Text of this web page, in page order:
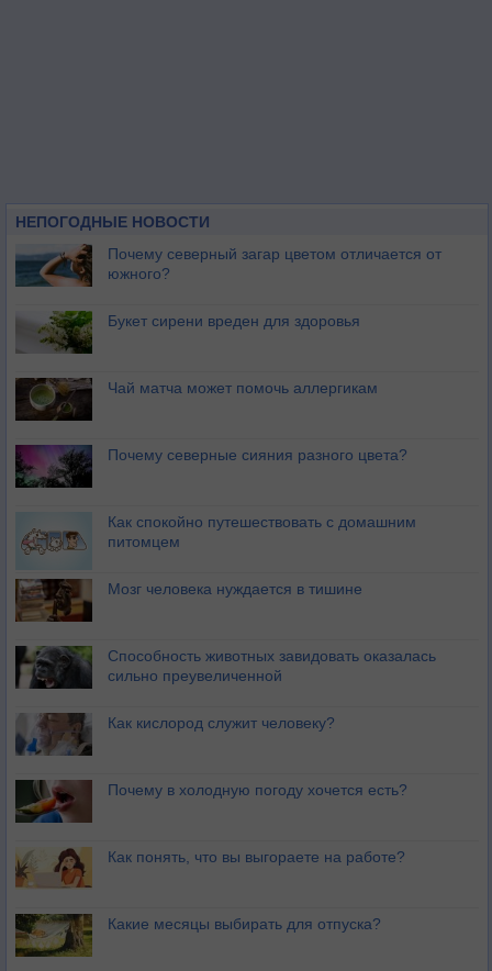
НЕПОГОДНЫЕ НОВОСТИ
Почему северный загар цветом отличается от
южного?
Букет сирени вреден для здоровья
Чай матча может помочь аллергикам
Почему северные сияния разного цвета?
Как спокойно путешествовать с домашним
питомцем
Мозг человека нуждается в тишине
Способность животных завидовать оказалась
сильно преувеличенной
Как кислород служит человеку?
Почему в холодную погоду хочется есть?
Как понять, что вы выгораете на работе?
Какие месяцы выбирать для отпуска?